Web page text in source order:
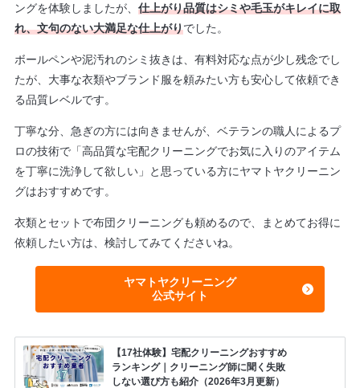
ングを体験しましたが、 仕上がり品質はシミや毛玉がキレイに取
れ、文句のない大満足な仕上がりでした。
ボールペンや泥汚れのシミ抜きは、有料対応な点が少し残念でし
たが、大事な衣類やブランド服を頼みたい方も安心して依頼でき
る品質レベルです。
丁寧な分、急ぎの方には向きませんが、ベテランの職人によるプ
ロの技術で「高品質な宅配クリーニングでお気に入りのアイテム
を丁寧に洗浄して欲しい」と思っている方にヤマトヤクリーニン
グはおすすめです。
衣類とセットで布団クリーニングも頼めるので、まとめてお得に
依頼したい方は、検討してみてくださいね。
ヤマトヤクリーニング
公式サイト
【17社体験】宅配クリーニングおすすめ
ランキング｜クリーニング師に聞く失敗
しない選び方も紹介（2026年3月更新）